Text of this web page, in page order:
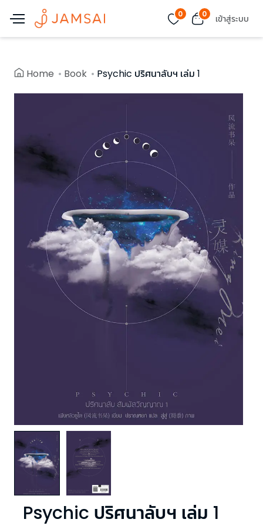
0 0 เข้าสู่ระบบ
Home Book Psychic ปริศนาลับฯ เล่ม 1
Psychic ปริศนาลับฯ เล่ม 1